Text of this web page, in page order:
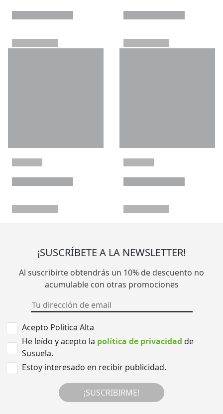
¡SUSCRÍBETE A LA NEWSLETTER!
Al suscribirte obtendrás un 10% de descuento no
acumulable con otras promociones
Acepto Politica Alta
He leído y acepto la política de privacidad de
Susuela.
Estoy interesado en recibir publicidad.
¡SUSCRIBIRME!